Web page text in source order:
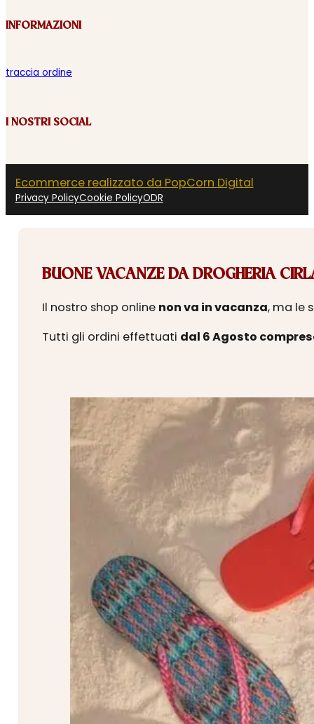
INFORMAZIONI
traccia ordine
I NOSTRI SOCIAL
Ecommerce realizzato da PopCorn Digital
Privacy PolicyCookie PolicyODR
BUONE VACANZE DA DROGHERIA
Il nostro shop online non va in vacanza, ma le
Tutti gli ordini effettuati dal 6 Agosto